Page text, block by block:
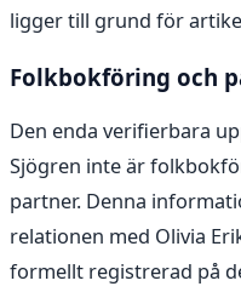
ligger till grund för
Folkbokföring och
Den enda verifierbara
Sjögren inte är
partner. Denna
relationen med Olivia
formellt registrerad på